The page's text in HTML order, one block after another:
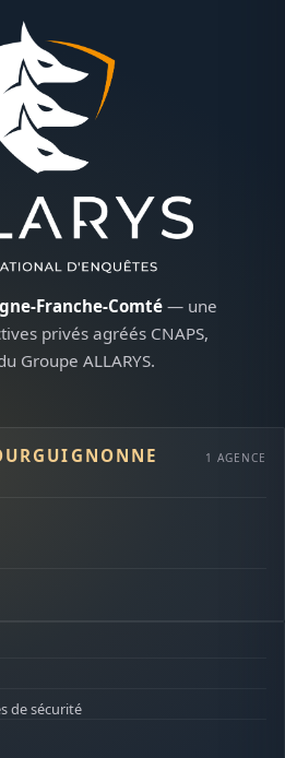
Franche-Comté — une
privés agréés CNAPS,
Groupe ALLARYS.
1 AGENCE
de sécurité